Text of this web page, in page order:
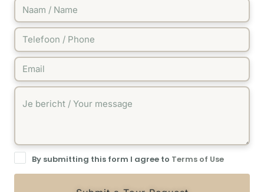
By submitting this form I agree to Terms of Use